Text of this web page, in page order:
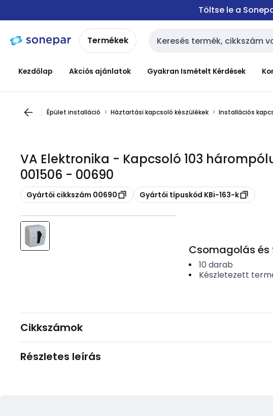
navigációhoztartalomra
Töltse le a
Termékek Keresési bemenet
Kezdőlap Akciós ajánlatok Gyakran Ismételt Kérdések
Épület installáció Háztartási kapcsoló készülékek Installációs
VA Elektronika - Kapcsoló 103
001506 - 00690
Másolás
Gyártói cikkszám 00690 Másolás
Gyártói típuskód KBi-163-k
Csomagolás és
10 darab
Készletezett
Cikkszámok
Részletes leírás